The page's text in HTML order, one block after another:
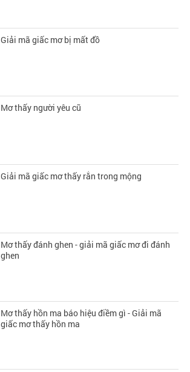
Giải mã giấc mơ bị mất đồ
Mơ thấy người yêu cũ
Giải mã giấc mơ thấy rắn trong mộng
Mơ thấy đánh ghen - giải mã giấc mơ đi đánh
ghen
Mơ thấy hồn ma báo hiệu điềm gì - Giải mã
giấc mơ thấy hồn ma